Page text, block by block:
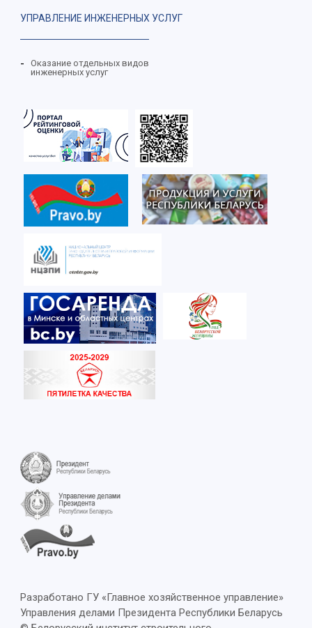
УПРАВЛЕНИЕ ИНЖЕНЕРНЫХ УСЛУГ
Оказание отдельных видов
инженерных услуг
Разработано ГУ «Главное хозяйственное управление»
Управления делами Президента Республики Беларусь